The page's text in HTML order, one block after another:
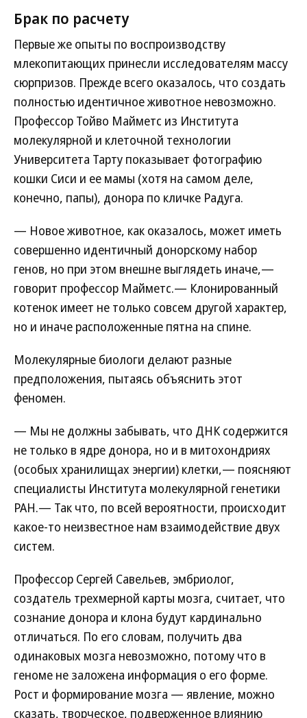
Брак по расчету
Первые же опыты по воспроизводству
млекопитающих принесли исследователям массу
сюрпризов. Прежде всего оказалось, что создать
полностью идентичное животное невозможно.
Профессор Тойво Майметс из Института
молекулярной и клеточной технологии
Университета Тарту показывает фотографию
кошки Сиси и ее мамы (хотя на самом деле,
конечно, папы), донора по кличке Радуга.
— Новое животное, как оказалось, может иметь
совершенно идентичный донорскому набор
генов, но при этом внешне выглядеть иначе,—
говорит профессор Майметс.— Клонированный
котенок имеет не только совсем другой характер,
но и иначе расположенные пятна на спине.
Молекулярные биологи делают разные
предположения, пытаясь объяснить этот
феномен.
— Мы не должны забывать, что ДНК содержится
не только в ядре донора, но и в митохондриях
(особых хранилищах энергии) клетки,— поясняют
специалисты Института молекулярной генетики
РАН.— Так что, по всей вероятности, происходит
какое-то неизвестное нам взаимодействие двух
систем.
Профессор Сергей Савельев, эмбриолог,
создатель трехмерной карты мозга, считает, что
сознание донора и клона будут кардинально
отличаться. По его словам, получить два
одинаковых мозга невозможно, потому что в
геноме не заложена информация о его форме.
Рост и формирование мозга — явление, можно
сказать, творческое, подверженное влиянию